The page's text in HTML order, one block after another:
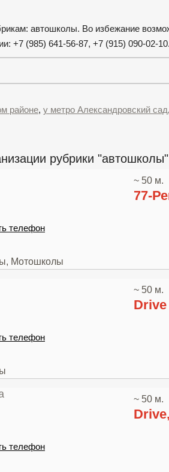
автошколы. Во избежание
+7 (985) 641-56-87, +7 (915) 090-02-
районе, у метро Александровский сад,
рубрики
~ 50 м.
77-
телефон
Мотошколы
~ 50 м.
Drive
телефон
~ 50 м.
телефон